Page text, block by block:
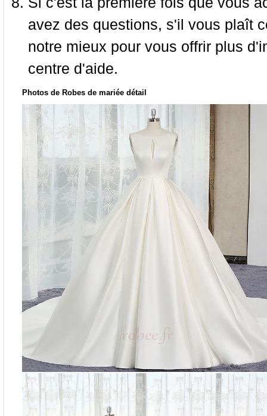
avez des questions, s'il vous plaît
notre mieux pour vous offrir plus
centre d'aide.
Photos de Robes de mariée détail